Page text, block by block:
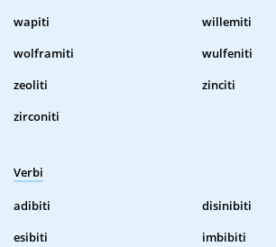
wapiti
willemiti
wolframiti
wulfeniti
zeoliti
zinciti
zirconiti
Verbi
adibiti
disinibiti
esibiti
imbibiti